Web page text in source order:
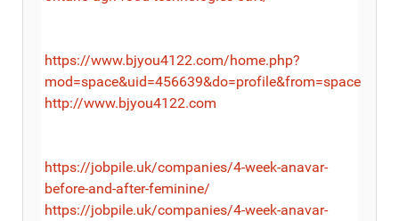
https://www.bjyou4122.com/home.php?
mod=space&uid=456639&do=profile&from=space
http://www.bjyou4122.com
https://jobpile.uk/companies/4-week-anavar-
before-and-after-feminine/
https://jobpile.uk/companies/4-week-anavar-